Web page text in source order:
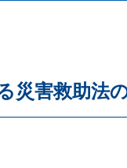
災害救助法